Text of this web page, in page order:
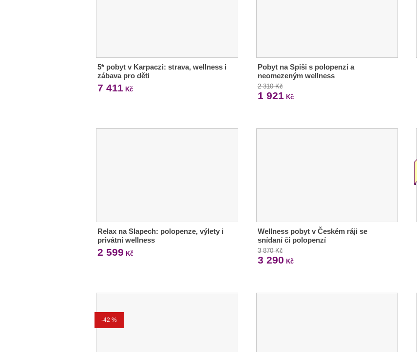
5* pobyt v Karpaczi: strava, wellness i
zábava pro děti
7 411 Kč
Pobyt na Spiši s polopenzí a
neomezeným wellness
2 310 Kč
1 921 Kč
Relax na Slapech: polopenze, výlety i
privátní wellness
2 599 Kč
Wellness pobyt v Českém ráji se
snídaní či polopenzí
3 870 Kč
3 290 Kč
-42 %